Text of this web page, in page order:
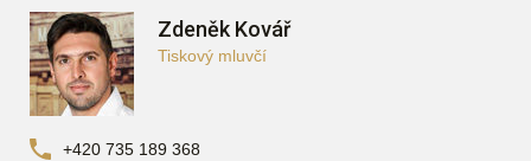
Zdeněk Kovář
Tiskový mluvčí
+420 735 189 368